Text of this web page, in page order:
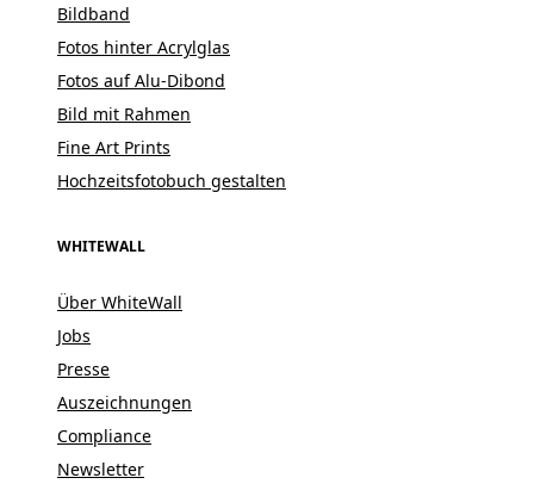
Bildband
Fotos hinter Acrylglas
Fotos auf Alu-Dibond
Bild mit Rahmen
Fine Art Prints
Hochzeitsfotobuch gestalten
WHITEWALL
Über WhiteWall
Jobs
Presse
Auszeichnungen
Compliance
Newsletter